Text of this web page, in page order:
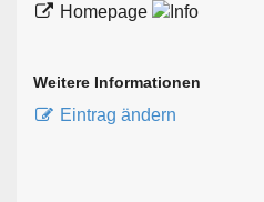
Homepage
Weitere Informationen
Eintrag ändern